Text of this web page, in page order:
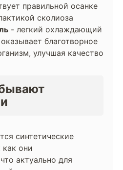
правильной осанке
сколиоза
- легкий охлаждающий
благотворное
улучшая качество
синтетические
как они
актуально для